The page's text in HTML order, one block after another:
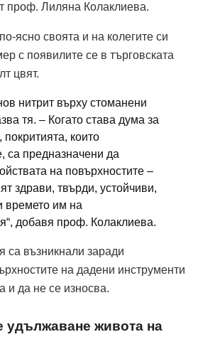
проф. Лиляна Колаклиева.
ясно своята и на колегите си
с появилите се в търговската
цвят.
нитрит върху стоманени
тя. – Когато става дума за
покритията, които
са предназначени да
на повърхностите –
здрави, твърди, устойчиви,
времето им на
добавя проф. Колаклиева.
са възникнали заради
на дадени инструменти
и да не се износва.
удължаване живота на